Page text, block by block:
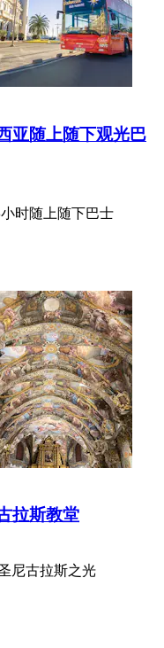
亚随上随下观光巴
时随上随下巴士
拉斯教堂
尼古拉斯之光